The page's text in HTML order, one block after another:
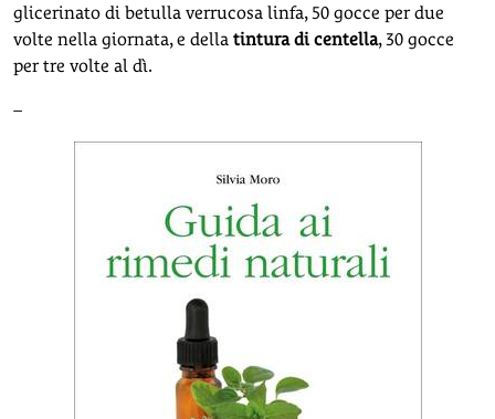
glicerinato di betulla verrucosa linfa, 50 gocce per due
volte nella giornata, e della tintura di centella, 30 gocce
per tre volte al dì.
–